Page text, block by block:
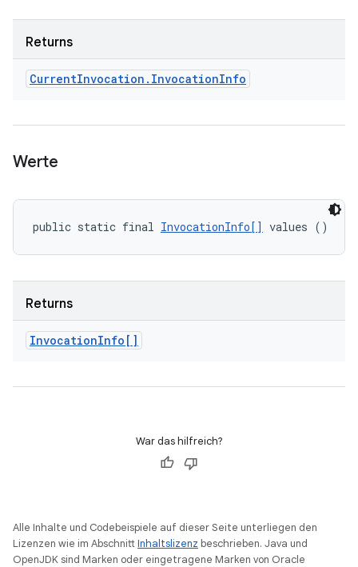
Returns
CurrentInvocation . InvocationInfo
Werte
public static final InvocationInfo[] values ()
Returns
InvocationInfo[]
War das hilfreich?
Alle Inhalte und Codebeispiele auf dieser Seite unterliegen den
Lizenzen wie im AbschnittInhaltslizenz beschrieben. Java und
OpenJDK sind Marken oder eingetragene Marken von Oracle